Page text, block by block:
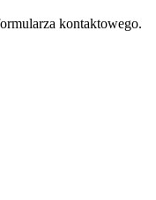
kontaktowego.